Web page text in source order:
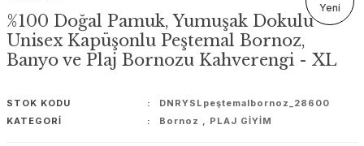
Yeni
%100 Doğal Pamuk, Yumuşak Dokulu
Unisex Kapüşonlu Peştemal Bornoz,
Banyo ve Plaj Bornozu Kahverengi - XL
STOK KODU
DNRYSLpeştemalbornoz_28600
KATEGORI
Bornoz , PLAJ GİYİM